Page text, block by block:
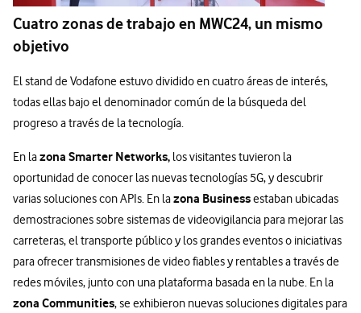
Cuatro zonas de trabajo en MWC24, un mismo
objetivo
El stand de Vodafone estuvo dividido en cuatro áreas de interés,
todas ellas bajo el denominador común de la búsqueda del
progreso a través de la tecnología.
En lazona Smarter Networks, los visitantes tuvieron la
oportunidad de conocer las nuevas tecnologías 5G, y descubrir
varias soluciones con APIs. En lazona Businessestaban ubicadas
demostraciones sobre sistemas de videovigilancia para mejorar las
carreteras, el transporte público y los grandes eventos o iniciativas
para ofrecer transmisiones de video fiables y rentables a través de
redes móviles, junto con una plataforma basada en la nube. En la
zona Communities, se exhibieron nuevas soluciones digitales para